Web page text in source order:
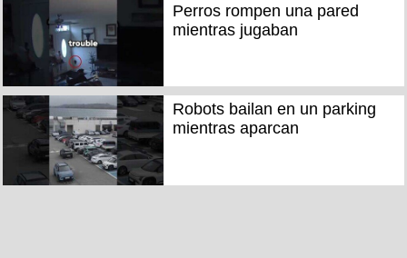
Perros rompen una pared
mientras jugaban
Robots bailan en un parking
mientras aparcan